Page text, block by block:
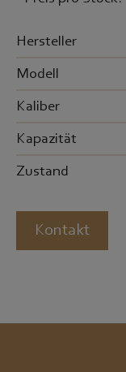
Hersteller
Modell
Kaliber
Kapazität
Zustand
Kontakt